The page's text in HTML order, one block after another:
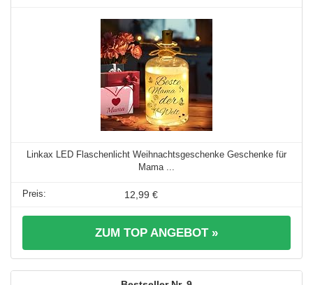
Linkax LED Flaschenlicht Weihnachtsgeschenke Geschenke für
Mama ...
12,99 €
ZUM TOP ANGEBOT »